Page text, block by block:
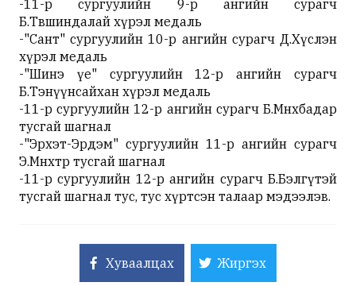
-11-р сургуулийн 9-р ангийн сурагч
Б.Төвшиндалай хүрэл медаль
-"Сант" сургуулийн 10-р ангийн сурагч Д.Хүслэн
хүрэл медаль
-"Шинэ үе" сургуулийн 12-р ангийн сурагч
Б.Тэнүүнсайхан хүрэл медаль
-11-р сургуулийн 12-р ангийн сурагч Б.Мөнхбадар
тусгай шагнал
-"Эрхэт-Эрдэм" сургуулийн 11-р ангийн сурагч
Э.Мөнхтөр тусгай шагнал
-11-р сургуулийн 12-р ангийн сурагч Б.Бэлгүтэй
тусгай шагнал тус, тус хүртсэн талаар мэдээлэв.
Хуваалцах Жиргэх